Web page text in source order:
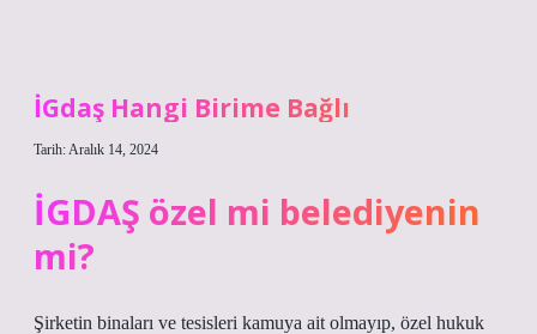
İGdaş Hangi Birime Bağlı
Tarih: Aralık 14, 2024
İGDAŞ özel mi belediyenin
mi?
Şirketin binaları ve tesisleri kamuya ait olmayıp, özel hukuk